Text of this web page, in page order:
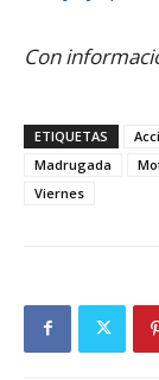
Con
ETIQUETAS
Madrugada
Viernes